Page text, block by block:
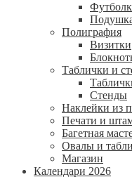
Полиграфия
Визитки
Таблички и
Стенды
Наклейки из
Печати и
Багетная
Овалы и
Магазин
Календари 2026